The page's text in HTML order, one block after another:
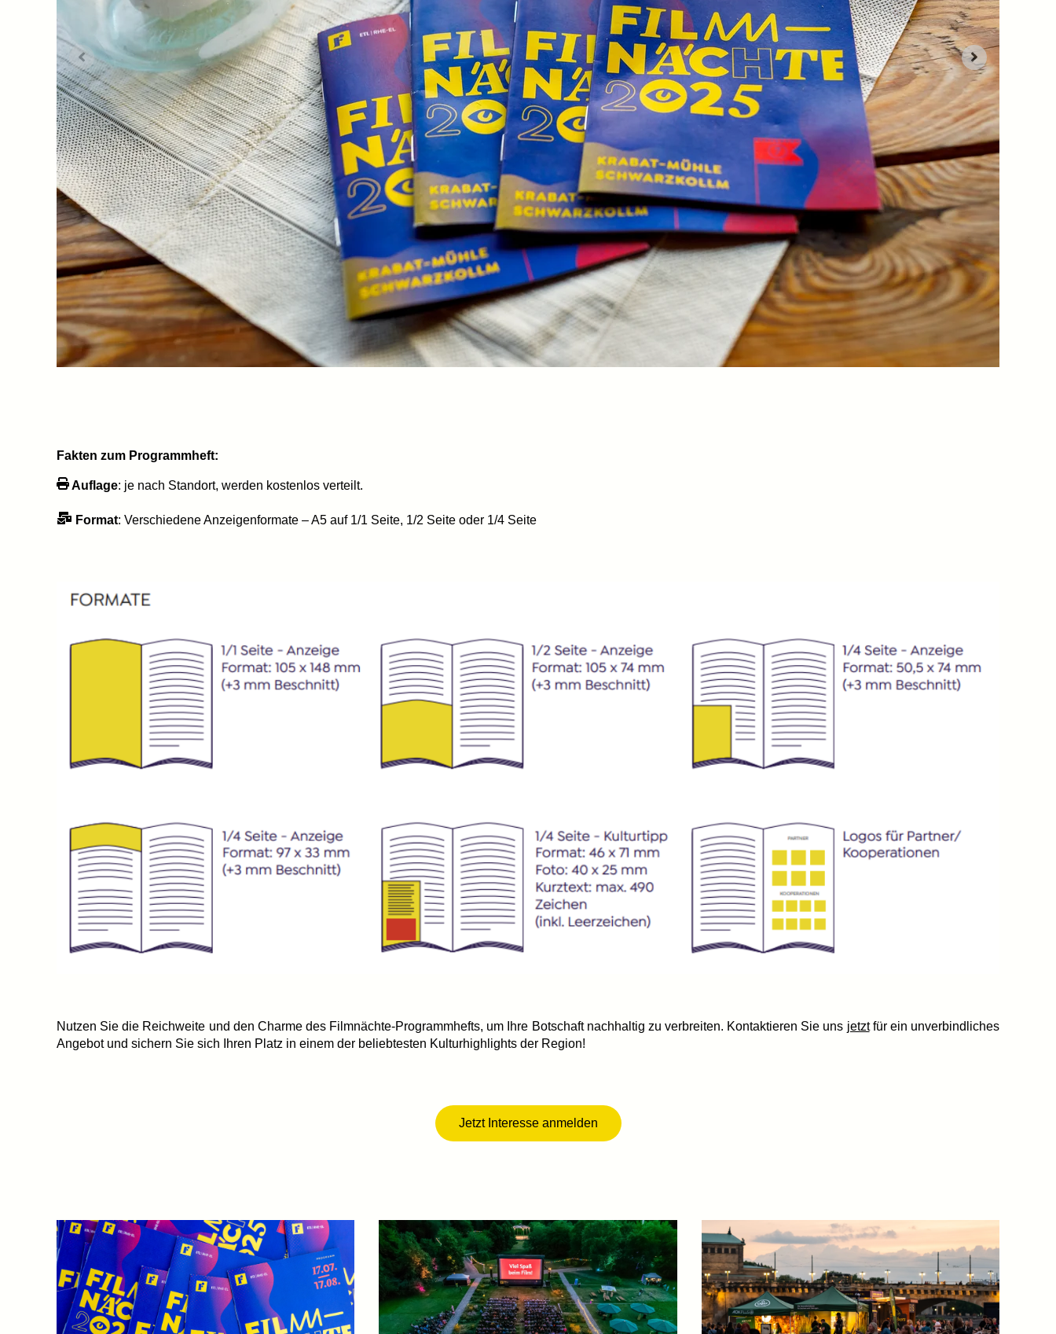
Fakten zum Programmheft:
Auflage: je nach Standort, werden kostenlos verteilt.
Format: Verschiedene Anzeigenformate – A5 auf 1/1 Seite, 1/2 Seite oder 1/4 Seite
Nutzen Sie die Reichweite und den Charme des Filmnächte-Programmhefts, um Ihre Botschaft nachhaltig zu verbreiten. Kontaktieren Sie uns jetztfür ein unverbindliches
Angebot und sichern Sie sich Ihren Platz in einem der beliebtesten Kulturhighlights der Region!
Jetzt Interesse anmelden